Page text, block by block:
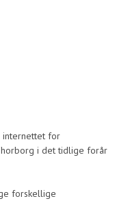
internettet for
i det tidlige forår
forskellige